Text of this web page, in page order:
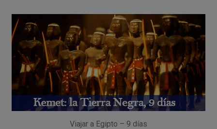
Viajar a Egipto – 9 días